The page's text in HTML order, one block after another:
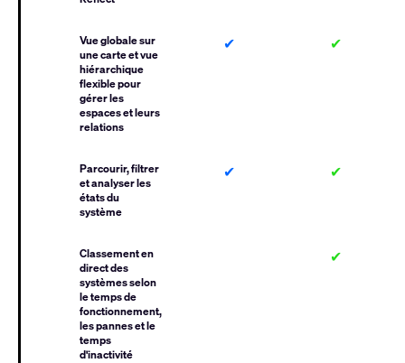
Vue globale sur
une carte et vue
hiérarchique
flexible pour
gérer les
espaces et leurs
relations
✔ ✔
Parcourir, filtrer
et analyser les
états du
système
✔ ✔
Classement en
direct des
systèmes selon
le temps de
fonctionnement,
les pannes et le
temps
d'inactivité
✔